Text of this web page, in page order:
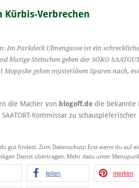
Kürbis-Verbrechen
Im Parkdeck Ulmengasse ist ein
blutige Steinchen geben der SOKO
gehen mysteriösen Spuren nach,
die Macher von blogoff.de die bekannte
Kommissar zu
gut findest. Zum Datenschutz: Erst wenn du auf
Dienst übertragen. Mehr dazu unter
teilen merken